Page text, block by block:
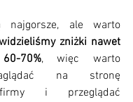
najgorsze, ale warto
zniżki nawet
70%, więc warto
na stronę
i przeglądać